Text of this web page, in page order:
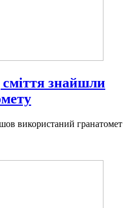
сміття знайшли
використаний гранатомет